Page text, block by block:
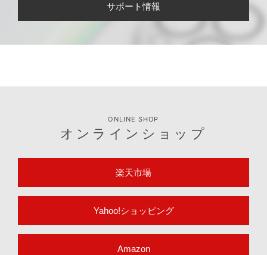
サポート情報
ONLINE SHOP
オンラインショップ
楽天市場
Yahoo!ショッピング
Amazon